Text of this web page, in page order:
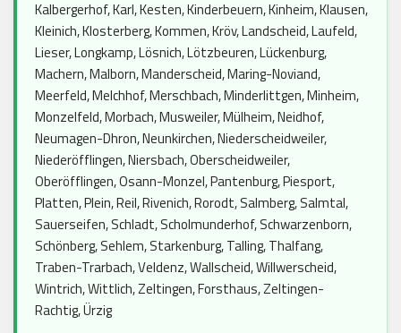
Kalbergerhof, Karl, Kesten, Kinderbeuern, Kinheim, Klausen,
Kleinich, Klosterberg, Kommen, Kröv, Landscheid, Laufeld,
Lieser, Longkamp, Lösnich, Lötzbeuren, Lückenburg,
Machern, Malborn, Manderscheid, Maring-Noviand,
Meerfeld, Melchhof, Merschbach, Minderlittgen, Minheim,
Monzelfeld, Morbach, Musweiler, Mülheim, Neidhof,
Neumagen-Dhron, Neunkirchen, Niederscheidweiler,
Niederöfflingen, Niersbach, Oberscheidweiler,
Oberöfflingen, Osann-Monzel, Pantenburg, Piesport,
Platten, Plein, Reil, Rivenich, Rorodt, Salmberg, Salmtal,
Sauerseifen, Schladt, Scholmunderhof, Schwarzenborn,
Schönberg, Sehlem, Starkenburg, Talling, Thalfang,
Traben-Trarbach, Veldenz, Wallscheid, Willwerscheid,
Wintrich, Wittlich, Zeltingen, Forsthaus, Zeltingen-
Rachtig, Ürzig